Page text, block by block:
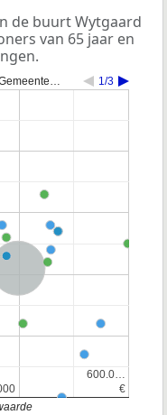
de buurt Wytgaard
van 65 jaar en
1/3
€
€
600.0…
600.0…